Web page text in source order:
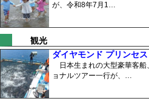
が、令和8年7月1…
観光
ダイヤモンド プリンセ
日本生まれの大型豪華客船
ョナルツアー一行が、…